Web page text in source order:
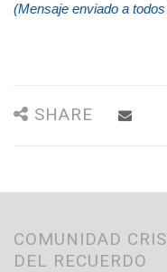
(Mensaje enviado a
SHARE
COMUNIDAD
DEL RECUERDO